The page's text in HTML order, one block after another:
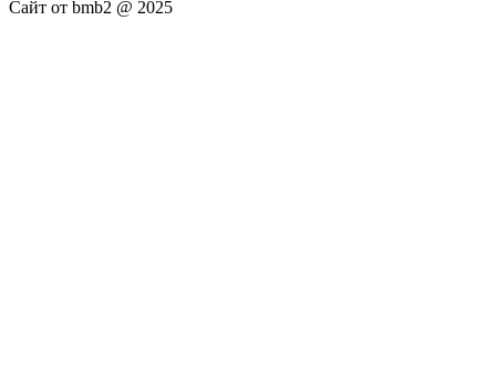
Сайт от bmb2 @ 2025